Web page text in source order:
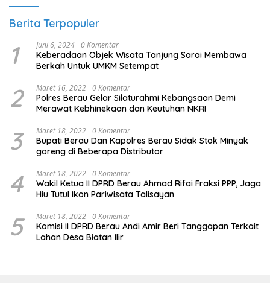
Berita Terpopuler
1 Juni 6, 2024 0 Komentar
Keberadaan Objek Wisata Tanjung Sarai Membawa
Berkah Untuk UMKM Setempat
2 Maret 16, 2022 0 Komentar
Polres Berau Gelar Silaturahmi Kebangsaan Demi
Merawat Kebhinekaan dan Keutuhan NKRI
3 Maret 18, 2022 0 Komentar
Bupati Berau Dan Kapolres Berau Sidak Stok Minyak
goreng di Beberapa Distributor
4 Maret 18, 2022 0 Komentar
Wakil Ketua II DPRD Berau Ahmad Rifai Fraksi PPP, Jaga
Hiu Tutul Ikon Pariwisata Talisayan
5 Maret 18, 2022 0 Komentar
Komisi II DPRD Berau Andi Amir Beri Tanggapan Terkait
Lahan Desa Biatan Ilir